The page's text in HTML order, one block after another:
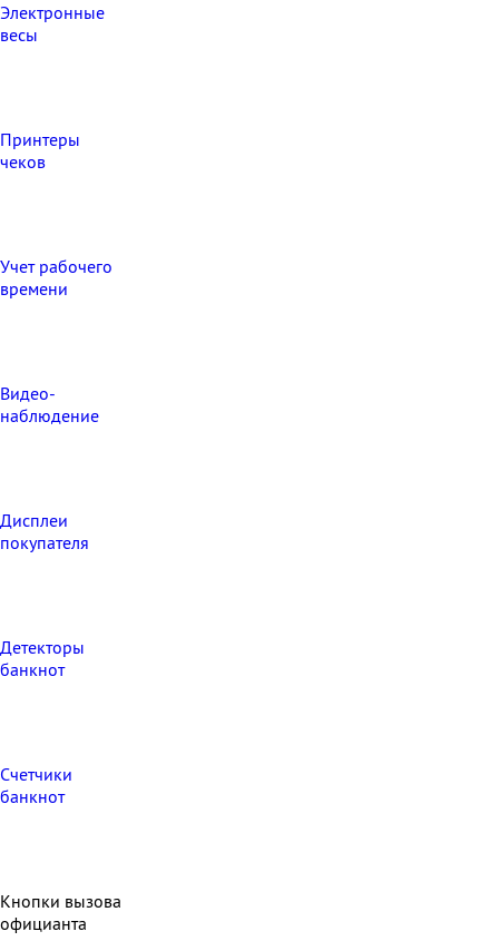
Электронные
весы
Принтеры
чеков
Учет рабочего
времени
Видео‑
наблюдение
Дисплеи
покупателя
Детекторы
банкнот
Счетчики
банкнот
Кнопки вызова
официанта